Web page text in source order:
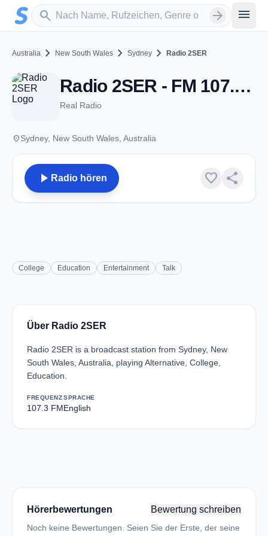
Zum Hauptinhalt springen
search
Sender suchen arrow_forward menu
Australia chevron_right New South Wales chevron_right Sydney chevron_right Radio 2SER
Radio 2SER - FM 107.3 - Sydney, NSW
Real Radio
placeSydney, New South Wales, Australia
play_arrow Radio hören favorite share
College Education Entertainment Talk
Über Radio 2SER
Radio 2SER is a broadcast station from Sydney, New
South Wales, Australia, playing Alternative, College,
Education.
FREQUENZ
107.3 FM
SPRACHE
English
Hörerbewertungen Bewertung schreiben
Noch keine Bewertungen. Seien Sie der Erste, der seine